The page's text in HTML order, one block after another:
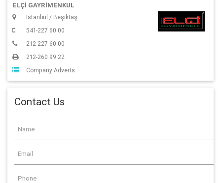
ELÇİ GAYRİMENKUL
Istanbul / Beşiktaş
541-227 60 00
212-227 60 00
212-260 99 22
Company Adverts
Contact Us